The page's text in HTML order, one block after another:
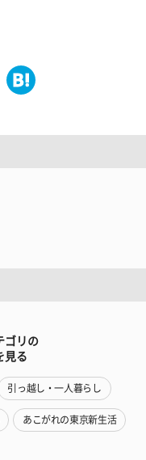
ゴリの
見る
引っ越し・一人暮らし
あこがれの東京新生活